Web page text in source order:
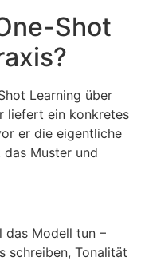
Shot
Learning über
liefert ein konkretes
er die eigentliche
Muster und
das Modell tun –
schreiben, Tonalität